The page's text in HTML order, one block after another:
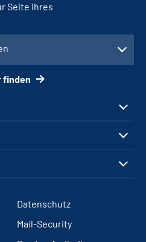
Seite Ihres
finden
Datenschutz
Mail-Security